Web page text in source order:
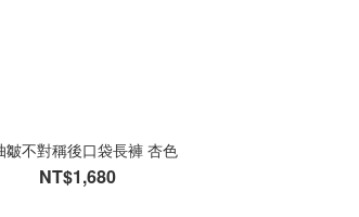
皺不對稱後口袋長褲 杏色
NT$1,680